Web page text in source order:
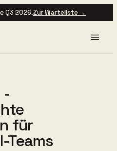
Q3 2026.Zur Warteliste →
-
für
Teams